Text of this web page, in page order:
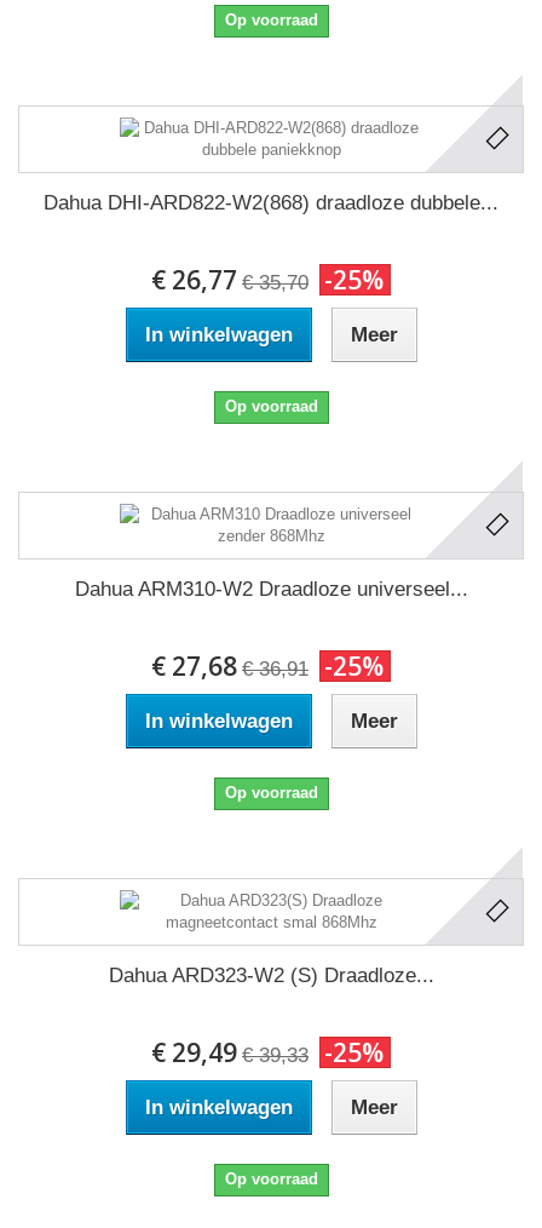
Op voorraad
Dahua DHI-ARD822-W2(868) draadloze dubbele...
€ 26,77 € 35,70 -25%
In winkelwagen Meer
Op voorraad
Dahua ARM310-W2 Draadloze universeel...
€ 27,68 € 36,91 -25%
In winkelwagen Meer
Op voorraad
Dahua ARD323-W2 (S) Draadloze...
€ 29,49 € 39,33 -25%
In winkelwagen Meer
Op voorraad